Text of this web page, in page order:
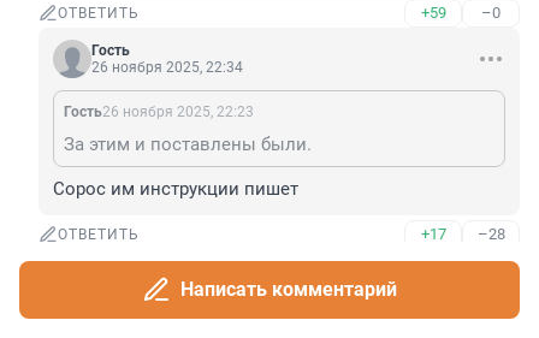
ОТВЕТИТЬ +59 –0
Гость
26 ноября 2025, 22:34
Гость26 ноября 2025, 22:23
За этим и поставлены были.
Сорос им инструкции пишет
ОТВЕТИТЬ +17 –28
26 ноября 2025, 23:24Написать комментарий